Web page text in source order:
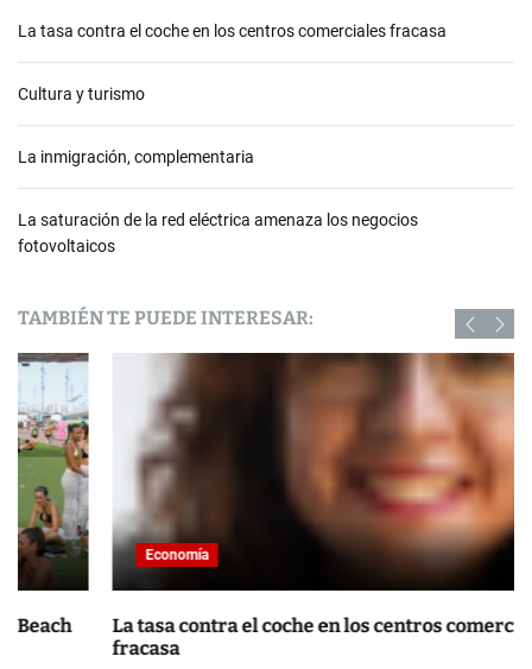
La tasa contra el coche en los centros comerciales fracasa
Cultura y turismo
La inmigración, complementaria
La saturación de la red eléctrica amenaza los negocios
fotovoltaicos
TAMBIÉN TE PUEDE INTERESAR:
Economía
La tasa contra el coche en los centros comerciales